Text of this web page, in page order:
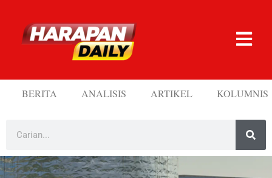
BERITA ANALISIS ARTIKEL KOLUMNIS